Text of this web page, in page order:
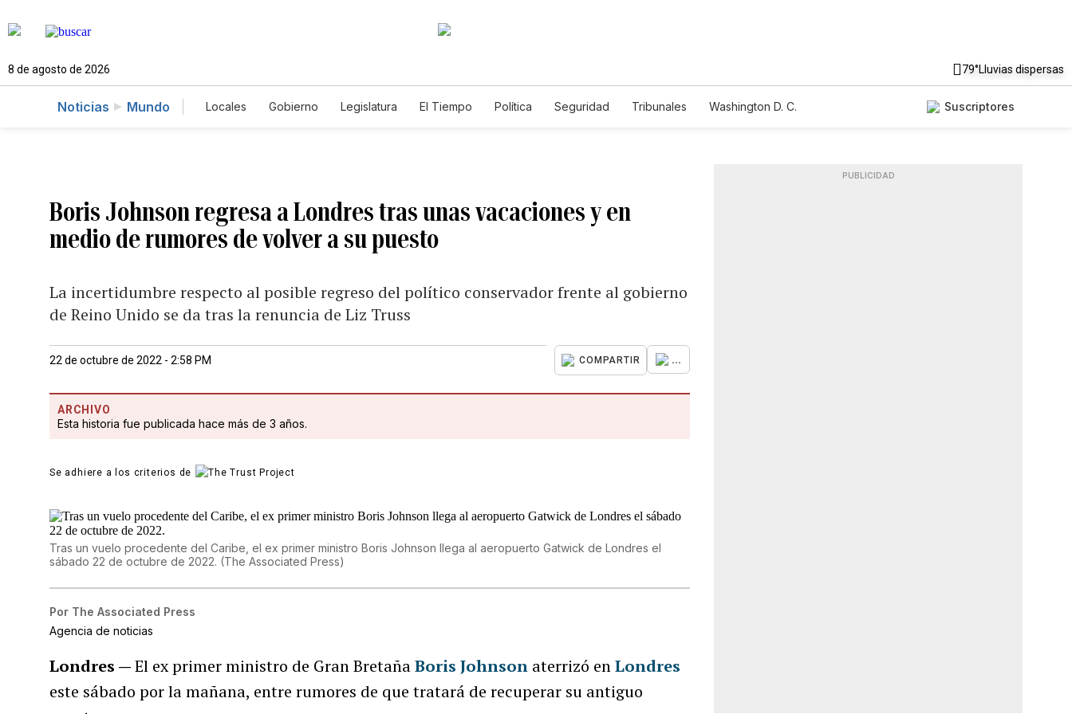
8 de agosto de 2026 79°Lluvias dispersas
Noticias Mundo Locales Gobierno Legislatura El Tiempo Política Seguridad Tribunales
Washington D. C.
Suscriptores
Boris Johnson regresa a Londres tras unas vacaciones y en
medio de rumores de volver a su puesto
La incertidumbre respecto al posible regreso del político conservador frente al gobierno
de Reino Unido se da tras la renuncia de Liz Truss
22 de octubre de 2022 - 2:58 PM COMPARTIR ...
ARCHIVO
Esta historia fue publicada hace más de 3 años.
Se adhiere a los criterios de
Tras un vuelo procedente del Caribe, el ex primer ministro Boris Johnson llega al aeropuerto Gatwick de Londres el
sábado 22 de octubre de 2022. (The Associated Press)
Por The Associated Press
Agencia de noticias
Londres —El ex primer ministro de Gran BretañaBoris Johnson aterrizó enLondres
este sábado por la mañana, entre rumores de que tratará de recuperar su antiguo
PUBLICIDAD